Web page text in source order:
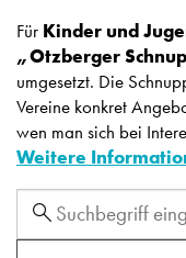
Für Kinder und
„Otzberger
umgesetzt. Die
Vereine konkret
wen man sich bei
Weitere
Kategorie
Schlagworte